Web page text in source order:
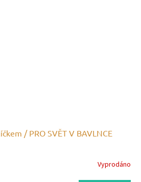
/ PRO SVĚT V BAVLNCE
Vyprodáno